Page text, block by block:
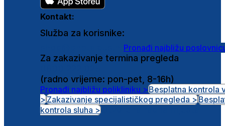
Kontakt:
Služba za korisnike:
Pronađi najbližu
Za zakazivanje termina pregleda
(radno vrijeme: pon-pet, 8-16h)
Pronađi najbližu polikliniku >Besplatna kontrola
>Zakazivanje specijalističkog pregleda >
kontrola sluha >